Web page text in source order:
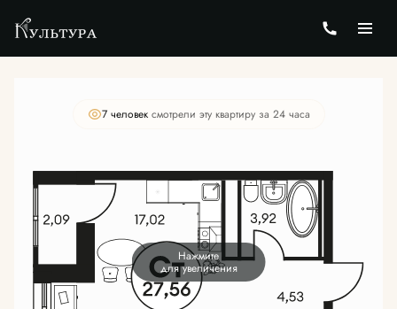
Студия27.53 м Цена по запросу
7 человек смотрели эту квартиру за 24 часа
Нажмите
для увеличения